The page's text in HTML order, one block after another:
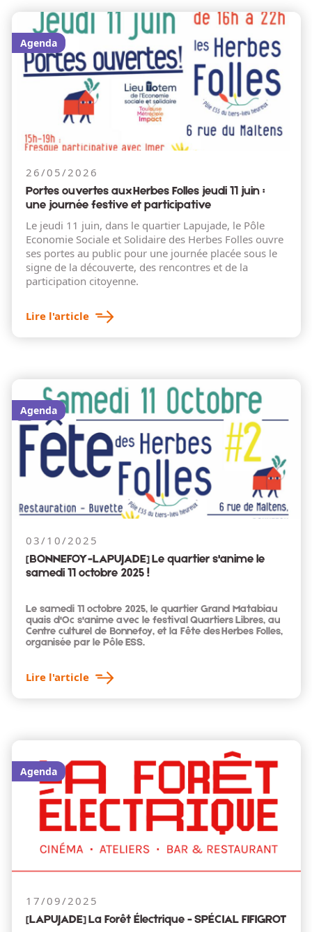
Agenda
26/05/2026
Portes ouvertes aux Herbes Folles jeudi 11 juin :
une journée festive et participative
Le jeudi 11 juin, dans le quartier Lapujade, le Pôle
Economie Sociale et Solidaire des Herbes Folles ouvre
ses portes au public pour une journée placée sous le
signe de la découverte, des rencontres et de la
participation citoyenne.
Lire l'article
Agenda
03/10/2025
[BONNEFOY-LAPUJADE] Le quartier s'anime le
samedi 11 octobre 2025 !
Le samedi 11 octobre 2025, le quartier Grand Matabiau
quais d'Oc s'anime avec le festival Quartiers Libres, au
Centre culturel de Bonnefoy, et la Fête des Herbes Folles,
organisée par le Pôle ESS.
Lire l'article
Agenda
17/09/2025
[LAPUJADE] La Forêt Électrique - SPÉCIAL FIFIGROT